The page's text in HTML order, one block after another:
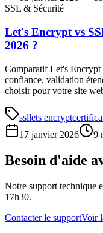
SSL & Sécurité
Let's Encrypt vs
2026 ?
Comparatif Let's Encrypt
confiance, validation
choisir pour votre site
ssllets encrypt
17 janvier 2026
9
Besoin d'aide
Notre support technique
17h30.
Contacter le supportVoir